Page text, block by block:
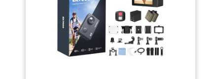
vos mouvements et
corrige le bougé de la
caméra pour produire
des séquences
incroyablement lisses.